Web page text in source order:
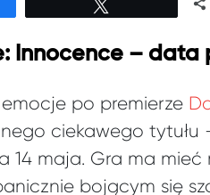
Innocence – data
po premierze
ciekawego tytułu
14 maja. Gra ma
bojącym się